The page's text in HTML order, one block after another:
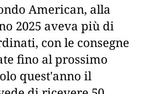
American, alla
2025 aveva più di
con le consegne
fino al prossimo
quest'anno il